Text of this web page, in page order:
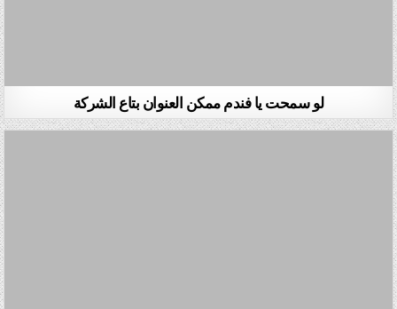
لو سمحت يا فندم ممكن العنوان بتاع الشركة